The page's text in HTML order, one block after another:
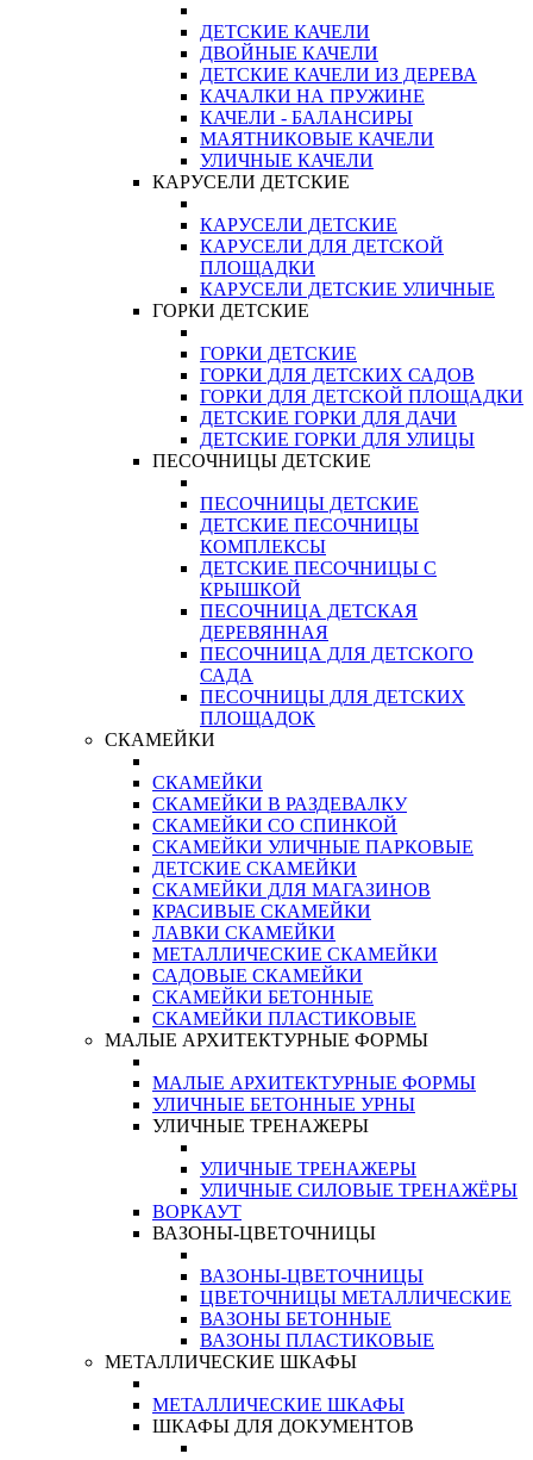
ДЕТСКИЕ КАЧЕЛИ
ДВОЙНЫЕ КАЧЕЛИ
ДЕТСКИЕ КАЧЕЛИ ИЗ ДЕРЕВА
КАЧАЛКИ НА ПРУЖИНЕ
КАЧЕЛИ - БАЛАНСИРЫ
МАЯТНИКОВЫЕ КАЧЕЛИ
УЛИЧНЫЕ КАЧЕЛИ
КАРУСЕЛИ ДЕТСКИЕ
КАРУСЕЛИ ДЕТСКИЕ
КАРУСЕЛИ ДЛЯ ДЕТСКОЙ
ПЛОЩАДКИ
КАРУСЕЛИ ДЕТСКИЕ УЛИЧНЫЕ
ГОРКИ ДЕТСКИЕ
ГОРКИ ДЕТСКИЕ
ГОРКИ ДЛЯ ДЕТСКИХ САДОВ
ГОРКИ ДЛЯ ДЕТСКОЙ ПЛОЩАДКИ
ДЕТСКИЕ ГОРКИ ДЛЯ ДАЧИ
ДЕТСКИЕ ГОРКИ ДЛЯ УЛИЦЫ
ПЕСОЧНИЦЫ ДЕТСКИЕ
ПЕСОЧНИЦЫ ДЕТСКИЕ
ДЕТСКИЕ ПЕСОЧНИЦЫ
КОМПЛЕКСЫ
ДЕТСКИЕ ПЕСОЧНИЦЫ С
КРЫШКОЙ
ПЕСОЧНИЦА ДЕТСКАЯ
ДЕРЕВЯННАЯ
ПЕСОЧНИЦА ДЛЯ ДЕТСКОГО
САДА
ПЕСОЧНИЦЫ ДЛЯ ДЕТСКИХ
ПЛОЩАДОК
СКАМЕЙКИ
СКАМЕЙКИ
СКАМЕЙКИ В РАЗДЕВАЛКУ
СКАМЕЙКИ СО СПИНКОЙ
СКАМЕЙКИ УЛИЧНЫЕ ПАРКОВЫЕ
ДЕТСКИЕ СКАМЕЙКИ
СКАМЕЙКИ ДЛЯ МАГАЗИНОВ
КРАСИВЫЕ СКАМЕЙКИ
ЛАВКИ СКАМЕЙКИ
МЕТАЛЛИЧЕСКИЕ СКАМЕЙКИ
САДОВЫЕ СКАМЕЙКИ
СКАМЕЙКИ БЕТОННЫЕ
СКАМЕЙКИ ПЛАСТИКОВЫЕ
МАЛЫЕ АРХИТЕКТУРНЫЕ ФОРМЫ
МАЛЫЕ АРХИТЕКТУРНЫЕ ФОРМЫ
УЛИЧНЫЕ БЕТОННЫЕ УРНЫ
УЛИЧНЫЕ ТРЕНАЖЕРЫ
УЛИЧНЫЕ ТРЕНАЖЕРЫ
УЛИЧНЫЕ СИЛОВЫЕ ТРЕНАЖЁРЫ
ВОРКАУТ
ВАЗОНЫ-ЦВЕТОЧНИЦЫ
ВАЗОНЫ-ЦВЕТОЧНИЦЫ
ЦВЕТОЧНИЦЫ МЕТАЛЛИЧЕСКИЕ
ВАЗОНЫ БЕТОННЫЕ
ВАЗОНЫ ПЛАСТИКОВЫЕ
МЕТАЛЛИЧЕСКИЕ ШКАФЫ
МЕТАЛЛИЧЕСКИЕ ШКАФЫ
ШКАФЫ ДЛЯ ДОКУМЕНТОВ